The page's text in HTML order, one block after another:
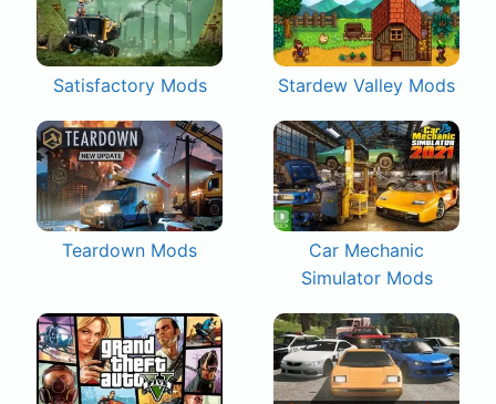
Satisfactory Mods Stardew Valley Mods
Teardown Mods
Car Mechanic
Simulator Mods